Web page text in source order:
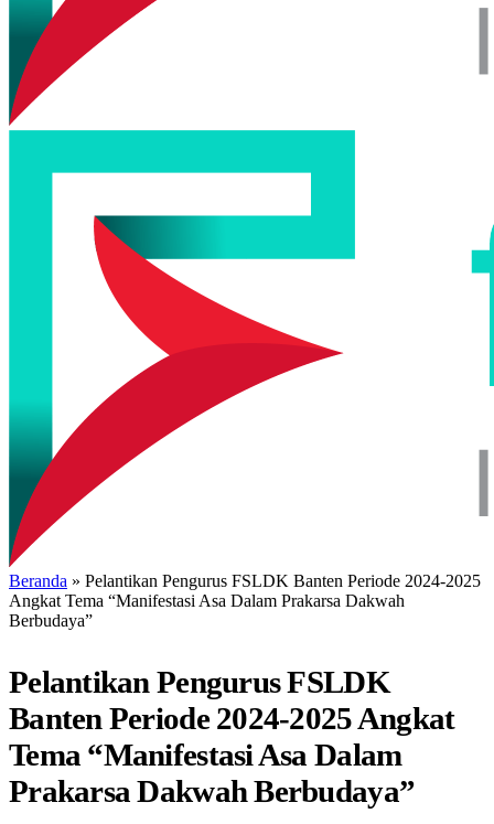
Beranda » Pelantikan Pengurus FSLDK Banten Periode 2024-2025
Angkat Tema “Manifestasi Asa Dalam Prakarsa Dakwah
Berbudaya”
Pelantikan Pengurus FSLDK
Banten Periode 2024-2025 Angkat
Tema “Manifestasi Asa Dalam
Prakarsa Dakwah Berbudaya”